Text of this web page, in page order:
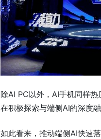
除AI PC以外，AI手机同样
在积极探索与端侧AI的深度
如此看来，推动端侧AI快速